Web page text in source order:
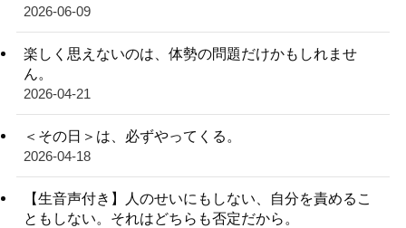
2026-06-09
楽しく思えないのは、体勢の問題だけかもしれませ
ん。
2026-04-21
＜その日＞は、必ずやってくる。
2026-04-18
【生音声付き】人のせいにもしない、自分を責めるこ
ともしない。それはどちらも否定だから。